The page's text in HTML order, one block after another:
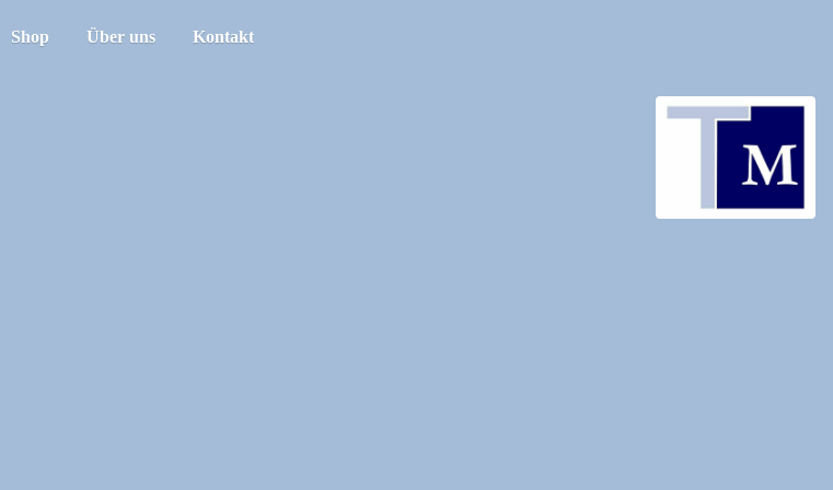
Shop Über uns Kontakt